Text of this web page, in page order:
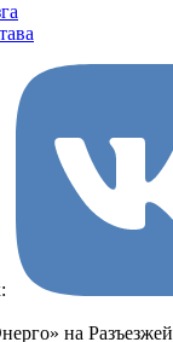
на Разъезжей